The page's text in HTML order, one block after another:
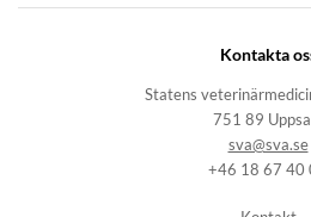
Kontakta
Statens
751 89
sva@sva.se
+46 18 67 40